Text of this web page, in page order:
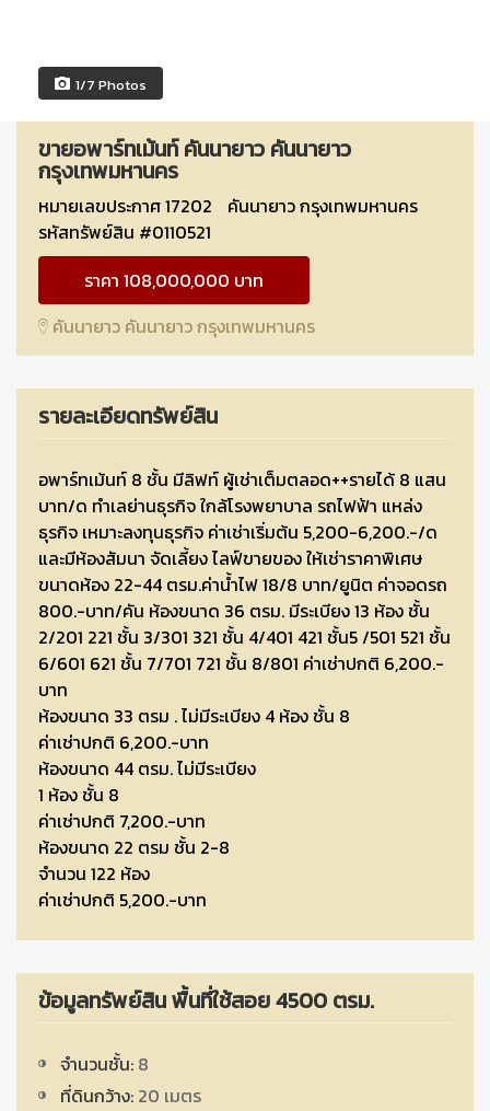
1/7 Photos
ขายอพาร์ทเม้นท์ คันนายาว คันนายาว
กรุงเทพมหานคร
หมายเลขประกาศ 17202
คันนายาว กรุงเทพมหานคร
รหัสทรัพย์สิน #0110521
ราคา 108,000,000 บาท
คันนายาว คันนายาว กรุงเทพมหานคร
รายละเอียดทรัพย์สิน
อพาร์ทเม้นท์ 8 ชั้น มีลิฟท์ ผู้เช่าเต็มตลอด++รายได้ 8 แสน
บาท/ด ทำเลย่านธุรกิจ ใกล้โรงพยาบาล รถไฟฟ้า แหล่ง
ธุรกิจ เหมาะลงทุนธุรกิจ ค่าเช่าเริ่มต้น 5,200-6,200.-/ด
และมีห้องสัมนา จัดเลี้ยง ไลฟ์ขายของ ให้เช่าราคาพิเศษ
ขนาดห้อง 22-44 ตรม.ค่าน้ำไฟ 18/8 บาท/ยูนิต ค่าจอดรถ
800.-บาท/คัน ห้องขนาด 36 ตรม. มีระเบียง 13 ห้อง ชั้น
2/201 221 ชั้น 3/301 321 ชั้น 4/401 421 ชั้น5 /501 521 ชั้น
6/601 621 ชั้น 7/701 721 ชั้น 8/801 ค่าเช่าปกติ 6,200.-
บาท
ห้องขนาด 33 ตรม . ไม่มีระเบียง 4 ห้อง ชั้น 8
ค่าเช่าปกติ 6,200.-บาท
ห้องขนาด 44 ตรม. ไม่มีระเบียง
1 ห้อง ชั้น 8
ค่าเช่าปกติ 7,200.-บาท
ห้องขนาด 22 ตรม ชั้น 2-8
จำนวน 122 ห้อง
ค่าเช่าปกติ 5,200.-บาท
ข้อมูลทรัพย์สิน พื้นที่ใช้สอย 4500 ตรม.
จำนวนชั้น: 8
ที่ดินกว้าง: 20 เมตร